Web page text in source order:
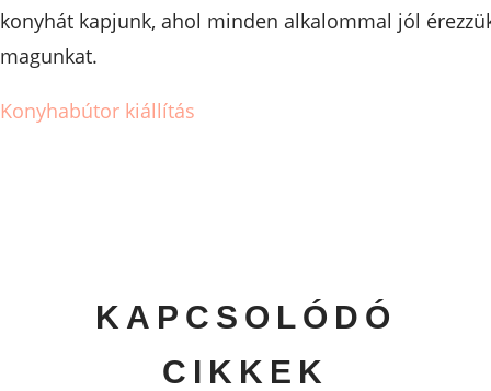
konyhát kapjunk, ahol minden alkalommal jól
magunkat.
Konyhabútor kiállítás
KAPCSOLÓDÓ
CIKKEK